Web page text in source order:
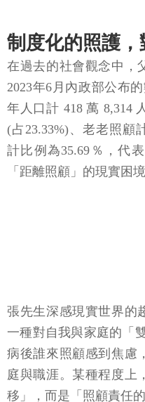
制度化的照護
在過去的社會觀念中，
2023年6月內政部公布
年人口計 418 萬 8,314
(占23.33%)、老老照顧
計比例為35.69％，代
「距離照顧」的現實困境
張先生深感現實世界的
一種對自我與家庭的「
病後誰來照顧感到焦慮
庭與職涯。某種程度上
移」，而是「照顧責任的